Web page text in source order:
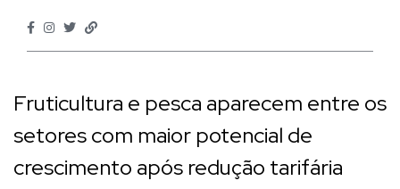
Fruticultura e pesca aparecem entre os
setores com maior potencial de
crescimento após redução tarifária